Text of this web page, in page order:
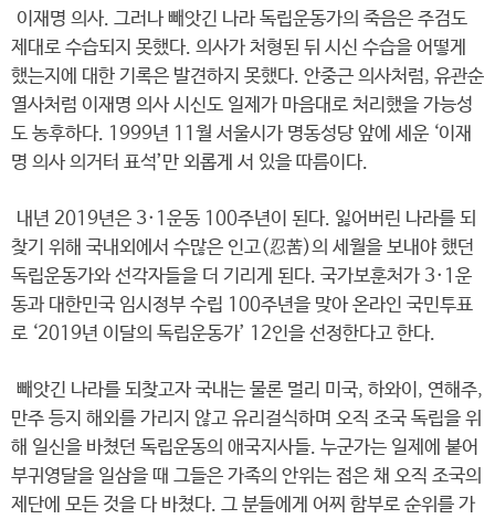
이재명 의사. 그러나 빼앗긴 나라 독립운동가의 죽음은 주검도
제대로 수습되지 못했다. 의사가 처형된 뒤 시신 수습을 어떻게
했는지에 대한 기록은 발견하지 못했다. 안중근 의사처럼, 유관순
열사처럼 이재명 의사 시신도 일제가 마음대로 처리했을 가능성
도 농후하다. 1999년 11월 서울시가 명동성당 앞에 세운 ‘이재
명 의사 의거터 표석’만 외롭게 서 있을 따름이다.
내년 2019년은 3·1운동 100주년이 된다. 잃어버린 나라를 되
찾기 위해 국내외에서 수많은 인고(忍苦)의 세월을 보내야 했던
독립운동가와 선각자들을 더 기리게 된다. 국가보훈처가 3·1운
동과 대한민국 임시정부 수립 100주년을 맞아 온라인 국민투표
로 ‘2019년 이달의 독립운동가’ 12인을 선정한다고 한다.
빼앗긴 나라를 되찾고자 국내는 물론 멀리 미국, 하와이, 연해주,
만주 등지 해외를 가리지 않고 유리걸식하며 오직 조국 독립을 위
해 일신을 바쳤던 독립운동의 애국지사들. 누군가는 일제에 붙어
부귀영달을 일삼을 때 그들은 가족의 안위는 접은 채 오직 조국의
제단에 모든 것을 다 바쳤다. 그 분들에게 어찌 함부로 순위를 가